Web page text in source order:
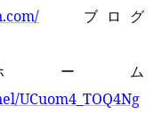
ブログ
ーム
UCuom4_TOQ4Ng